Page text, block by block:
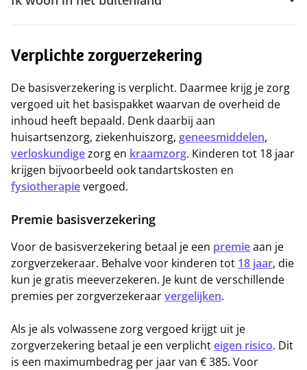
Verplichte zorgverzekering
De basisverzekering is verplicht. Daarmee krijg je zorg
vergoed uit het basispakket waarvan de overheid de
inhoud heeft bepaald. Denk daarbij aan
huisartsenzorg, ziekenhuiszorg, geneesmiddelen,
verloskundigezorg en kraamzorg. Kinderen tot 18 jaar
krijgen bijvoorbeeld ook tandartskosten en
fysiotherapievergoed.
Premie basisverzekering
Voor de basisverzekering betaal je een premieaan je
zorgverzekeraar. Behalve voor kinderen tot 18 jaar, die
kun je gratis meeverzekeren. Je kunt de verschillende
premies per zorgverzekeraarvergelijken.
Als je als volwassene zorg vergoed krijgt uit je
zorgverzekering betaal je een verplichteigen risico. Dit
is een maximumbedrag per jaar van € 385. Voor